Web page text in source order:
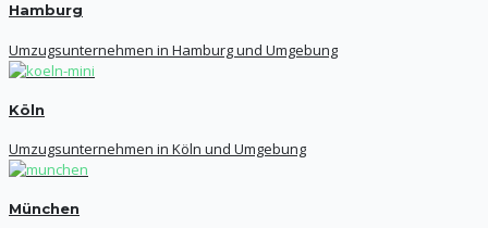
Hamburg
Umzugsunternehmen in Hamburg und Umgebung
Köln
Umzugsunternehmen in Köln und Umgebung
München